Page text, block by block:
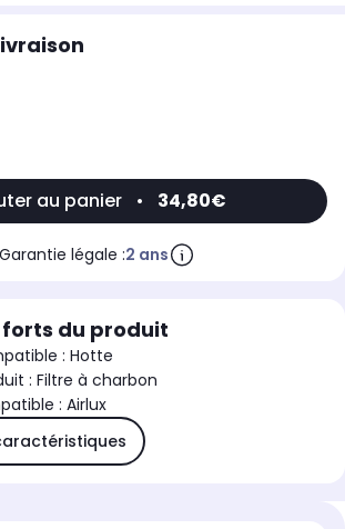
au panier • 34,80€
Garantie légale :2 ans
forts du produit
: Hotte
: Filtre à charbon
: Airlux